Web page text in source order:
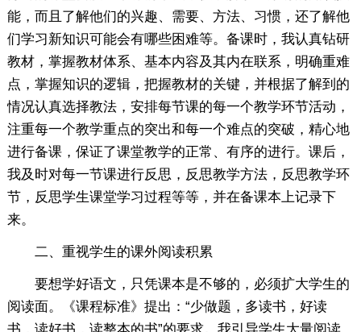
能，而且了解他们的兴趣、需要、方法、习惯，还了解他
们学习新知识可能会有哪些困难等。备课时，我认真钻研
教材，掌握教材体系、基本内容及其内在联系，明确重难
点，掌握知识的逻辑，把握教材的关键，并根据了解到的
情况认真选择教法，安排每节课的每一个教学环节活动，
注重每一个教学重点的突出和每一个难点的突破，精心地
进行备课，保证了课堂教学的正常、有序的进行。课后，
我及时对每一节课进行反思，反思教学方法，反思教学环
节，反思学生课堂学习过程等等，并在备课本上记录下
来。
二、重视学生的课外阅读积累
要想学好语文，只凭课本是不够的，必须扩大学生的
阅读面。《课程标准》提出：“少做题，多读书，好读
书，读好书，读整本的书”的要求。我引导学生大量阅读